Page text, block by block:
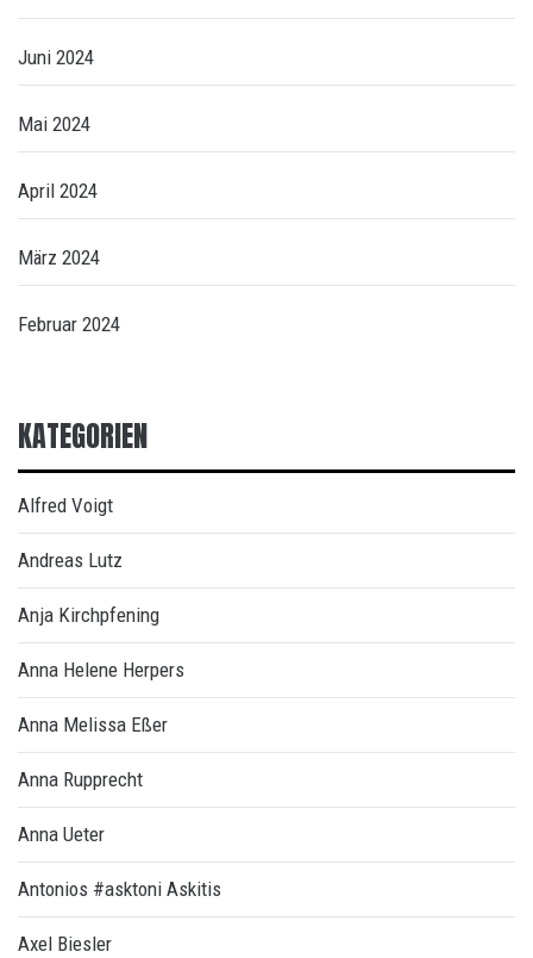
Juni 2024
Mai 2024
April 2024
März 2024
Februar 2024
KATEGORIEN
Alfred Voigt
Andreas Lutz
Anja Kirchpfening
Anna Helene Herpers
Anna Melissa Eßer
Anna Rupprecht
Anna Ueter
Antonios #asktoni Askitis
Axel Biesler